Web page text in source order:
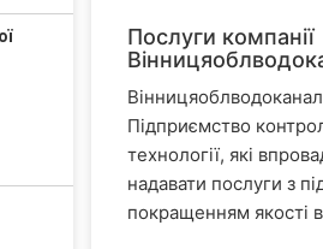
Послуги компанії
Підприємство
технології, які
надавати послуги з
покращенням якості